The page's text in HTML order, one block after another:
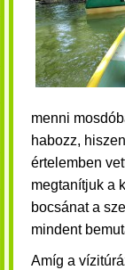
menni
habozz,
értelemben
megtanítjuk a
bocsánat a
mindent
Amíg a